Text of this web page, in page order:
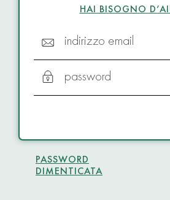
HAI BISOGNO
indirizzo email
password
PASSWORD
DIMENTICATA